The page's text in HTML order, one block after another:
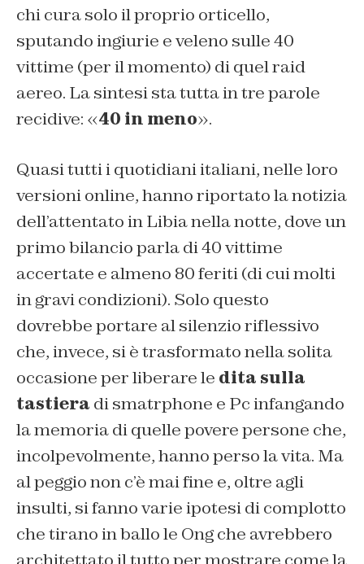
chi cura solo il proprio orticello,
sputando ingiurie e veleno sulle 40
vittime (per il momento) di quel raid
aereo. La sintesi sta tutta in tre parole
recidive: «40 in meno».
Quasi tutti i quotidiani italiani, nelle loro
versioni online, hanno riportato la notizia
dell’attentato in Libia nella notte, dove un
primo bilancio parla di 40 vittime
accertate e almeno 80 feriti (di cui molti
in gravi condizioni). Solo questo
dovrebbe portare al silenzio riflessivo
che, invece, si è trasformato nella solita
occasione per liberare le dita sulla
tastiera di smatrphone e Pc infangando
la memoria di quelle povere persone che,
incolpevolmente, hanno perso la vita. Ma
al peggio non c’è mai fine e, oltre agli
insulti, si fanno varie ipotesi di complotto
che tirano in ballo le Ong che avrebbero
architettato il tutto per mostrare come la